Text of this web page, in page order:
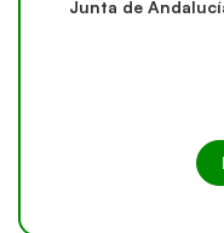
Junta de